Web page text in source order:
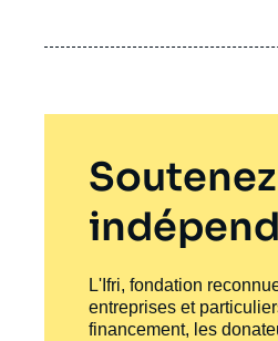
L'Ifri, fondation
entreprises et
financement, les